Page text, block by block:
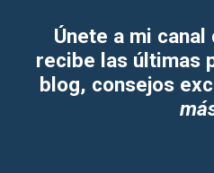
Únete a mi
recibe las últimas
blog, consejos